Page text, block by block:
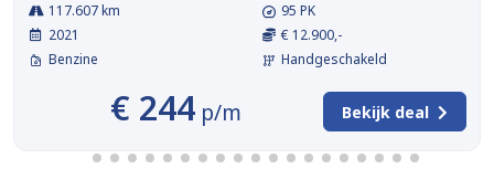
117.607 km
2021
Benzine
95 PK
€ 12.900,-
Handgeschakeld
€ 244p/m Bekijk deal